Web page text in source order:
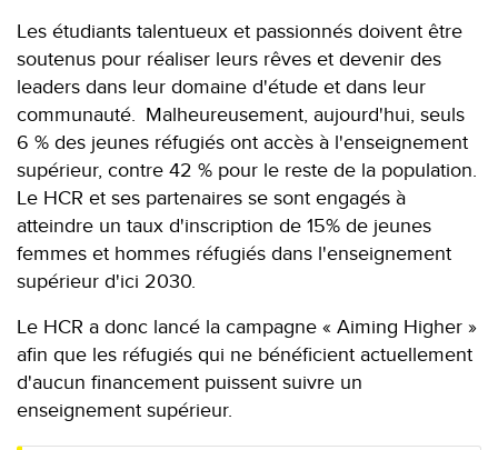
Les étudiants talentueux et passionnés doivent être
soutenus pour réaliser leurs rêves et devenir des
leaders dans leur domaine d'étude et dans leur
communauté. Malheureusement, aujourd'hui, seuls
6 % des jeunes réfugiés ont accès à l'enseignement
supérieur, contre 42 % pour le reste de la population.
Le HCR et ses partenaires se sont engagés à
atteindre un taux d'inscription de 15% de jeunes
femmes et hommes réfugiés dans l'enseignement
supérieur d'ici 2030.
Le HCR a donc lancé la campagne « Aiming Higher »
afin que les réfugiés qui ne bénéficient actuellement
d'aucun financement puissent suivre un
enseignement supérieur.